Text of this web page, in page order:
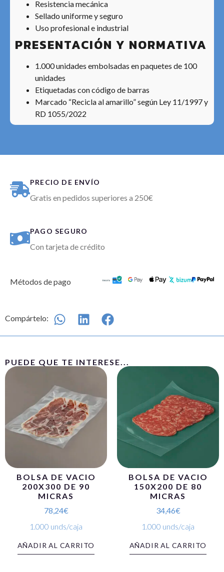
Resistencia mecánica
Sellado uniforme y seguro
Uso profesional e industrial
PRESENTACIÓN Y NORMATIVA
1.000 unidades embolsadas en paquetes de 100
unidades
Etiquetadas con código de barras
Marcado “Recicla al amarillo” según Ley 11/1997 y
RD 1055/2022
PRECIO DE ENVÍO
Gratis en pedidos superiores a 250€
PAGO SEGURO
Con tarjeta de crédito
Métodos de pago
Compártelo:
PUEDE QUE TE INTERESE...
BOLSA DE VACIO
200X300 DE 90
MICRAS
78,24€
1.000 unds/caja
AÑADIR AL CARRITO
BOLSA DE VACIO
150X200 DE 80
MICRAS
34,46€
1.000 unds/caja
AÑADIR AL CARRITO